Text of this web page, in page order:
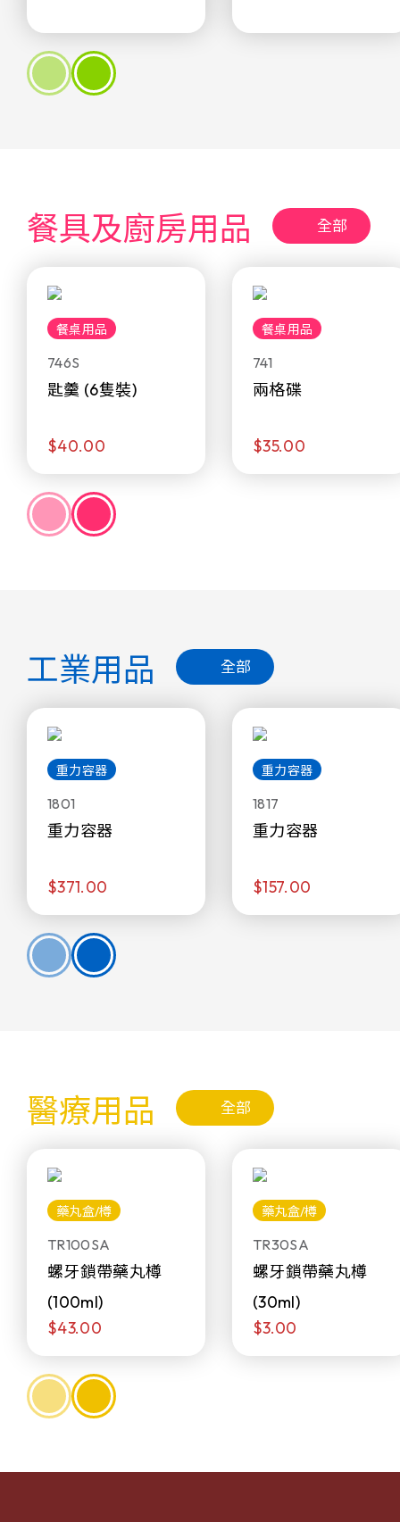
餐具及廚房用品 全部
餐桌用品
746S
匙羹 (6隻裝)
$40.00
餐桌用品
741
兩格碟
$35.00
工業用品 全部
重力容器
1801
重力容器
$371.00
重力容器
1817
重力容器
$157.00
醫療用品 全部
藥丸盒/樽
TR100SA
螺牙鎖帶藥丸樽
(100ml)
$43.00
藥丸盒/樽
TR30SA
螺牙鎖帶藥丸樽
(30ml)
$3.00